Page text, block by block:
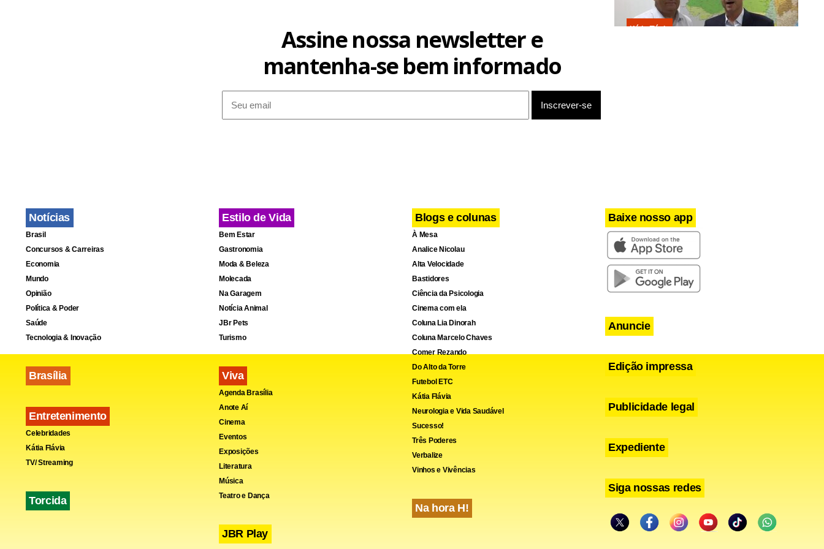
Kátia Flávia
Assine nossa newsletter e
mantenha-se bem informado
Notícias
Brasil
Concursos & Carreiras
Economia
Mundo
Opinião
Política & Poder
Saúde
Tecnologia & Inovação
Brasília
Entretenimento
Celebridades
Kátia Flávia
TV/ Streaming
Torcida
Estilo de Vida
Bem Estar
Gastronomia
Moda & Beleza
Molecada
Na Garagem
Notícia Animal
JBr Pets
Turismo
Viva
Agenda Brasília
Anote Aí
Cinema
Eventos
Exposições
Literatura
Música
Teatro e Dança
JBR Play
Blogs e colunas
À Mesa
Analice Nicolau
Alta Velocidade
Bastidores
Ciência da Psicologia
Cinema com ela
Coluna Lia Dinorah
Coluna Marcelo Chaves
Comer Rezando
Do Alto da Torre
Futebol ETC
Kátia Flávia
Neurologia e Vida Saudável
Sucesso!
Três Poderes
Verbalize
Vinhos e Vivências
Na hora H!
Baixe nosso app
Anuncie
Edição impressa
Publicidade legal
Expediente
Siga nossas redes